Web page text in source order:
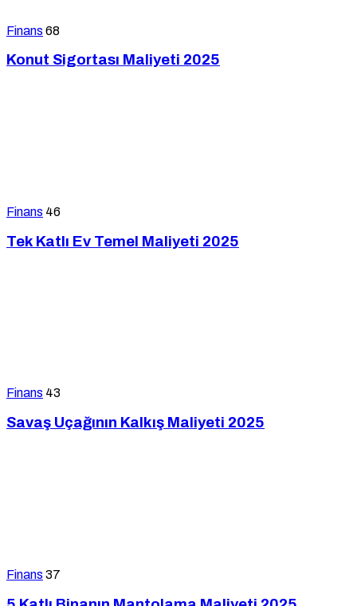
Finans 68
Konut Sigortası Maliyeti 2025
Finans 46
Tek Katlı Ev Temel Maliyeti 2025
Finans 43
Savaş Uçağının Kalkış Maliyeti 2025
Finans 37